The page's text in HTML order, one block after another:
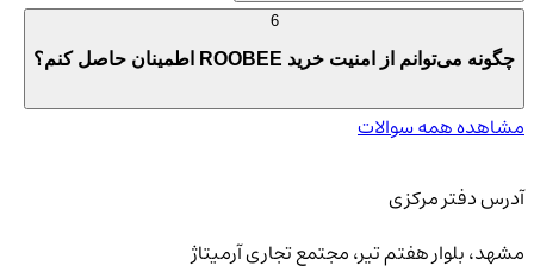
چگونه می‌توانم از امنیت خرید ROOBEE اطمینان حاصل کنم؟
مشاهده همه سوالات
آدرس دفتر مرکزی
مشهد، بلوار هفتم تیر، مجتمع تجاری آرمیتاژ